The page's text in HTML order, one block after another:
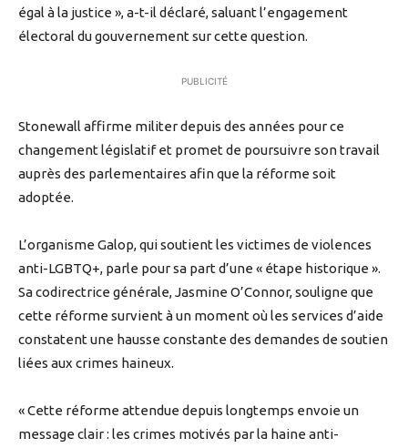
égal à la justice », a-t-il déclaré, saluant l’engagement
électoral du gouvernement sur cette question.
PUBLICITÉ
Stonewall affirme militer depuis des années pour ce
changement législatif et promet de poursuivre son travail
auprès des parlementaires afin que la réforme soit
adoptée.
L’organisme Galop, qui soutient les victimes de violences
anti-LGBTQ+, parle pour sa part d’une « étape historique ».
Sa codirectrice générale, Jasmine O’Connor, souligne que
cette réforme survient à un moment où les services d’aide
constatent une hausse constante des demandes de soutien
liées aux crimes haineux.
« Cette réforme attendue depuis longtemps envoie un
message clair : les crimes motivés par la haine anti-